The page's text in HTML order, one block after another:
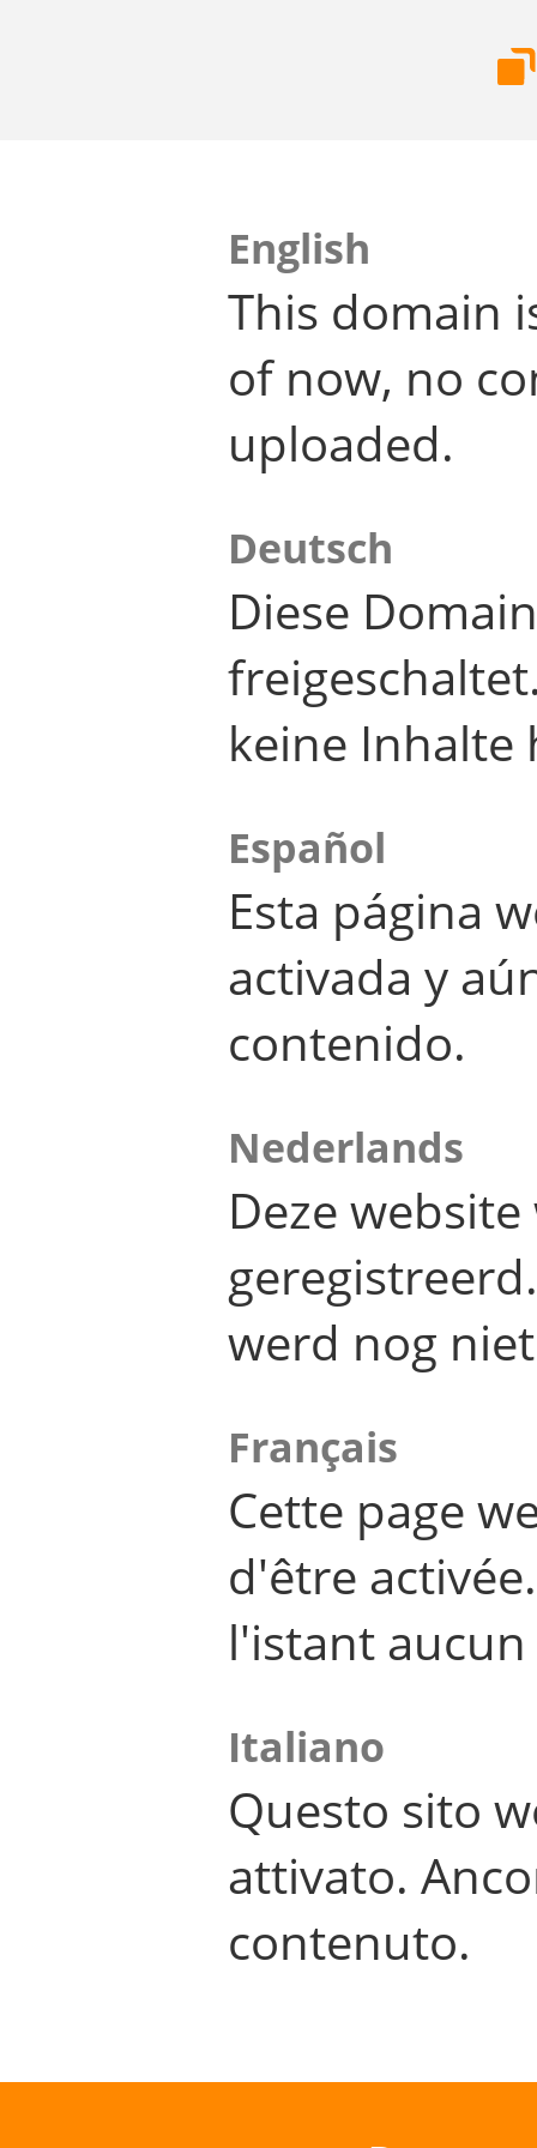
English
This domain
of now, no
uploaded.
Deutsch
Diese
keine Inhalte
Español
Esta página
activada y
contenido.
Nederlands
Deze
werd nog
Français
Cette page
d'être
l'istant
Italiano
Questo sito
attivato.
contenuto.